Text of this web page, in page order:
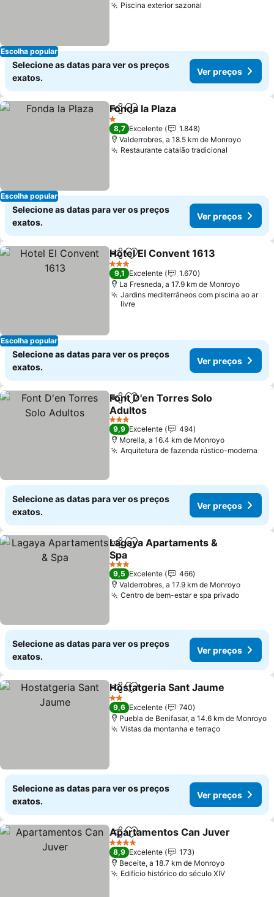
Escolha popular
Piscina exterior sazonal
Selecione as datas para ver os preços
exatos.
Ver preços
Escolha popular
PartilharAdicionar aos favoritos
Fonda la Plaza
1 Estrelas
8,7 Excelente
1.848
Valderrobres, a 18.5 km de Monroyo
Restaurante catalão tradicional
Selecione as datas para ver os preços
exatos.
Ver preços
Escolha popular
PartilharAdicionar aos favoritos
Hotel El Convent 1613
3 Estrelas
9,1 Excelente
1.670
La Fresneda, a 17.9 km de Monroyo
Jardins mediterrâneos com piscina ao ar
livre
Selecione as datas para ver os preços
exatos.
Ver preços
PartilharAdicionar aos favoritos
Font D'en Torres Solo
Adultos
Ver preços
3 Estrelas
9,9 Excelente
494
Morella, a 16.4 km de Monroyo
Arquitetura de fazenda rústico-moderna
Selecione as datas para ver os preços
exatos.
Ver preços
PartilharAdicionar aos favoritos
Lagaya Apartaments &
Spa
Ver preços
3 Estrelas
9,5 Excelente
466
Valderrobres, a 17.9 km de Monroyo
Centro de bem-estar e spa privadoVer
Selecione as datas para ver os preços
exatos.
Ver preços
PartilharAdicionar aos favoritos
Hostatgeria Sant Jaume
2 Estrelas
9,6 Excelente
740
Puebla de Benifasar, a 14.6 km de Monroyo
Vistas da montanha e terraçoVer preços
Selecione as datas para ver os preços
exatos.
Ver preços
PartilharAdicionar aos favoritos
Apartamentos Can Juver
4 Estrelas
8,9 Excelente
173
Beceite, a 18.7 km de Monroyo
Edifício histórico do século XIVVer